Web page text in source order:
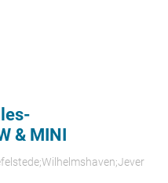
& MINI